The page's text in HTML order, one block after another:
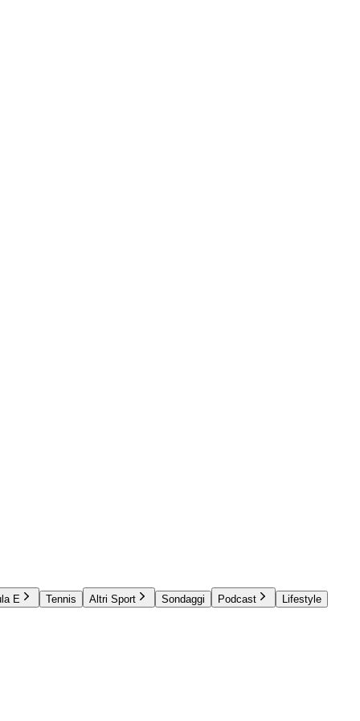
E Tennis Altri Sport Sondaggi Podcast Lifestyle